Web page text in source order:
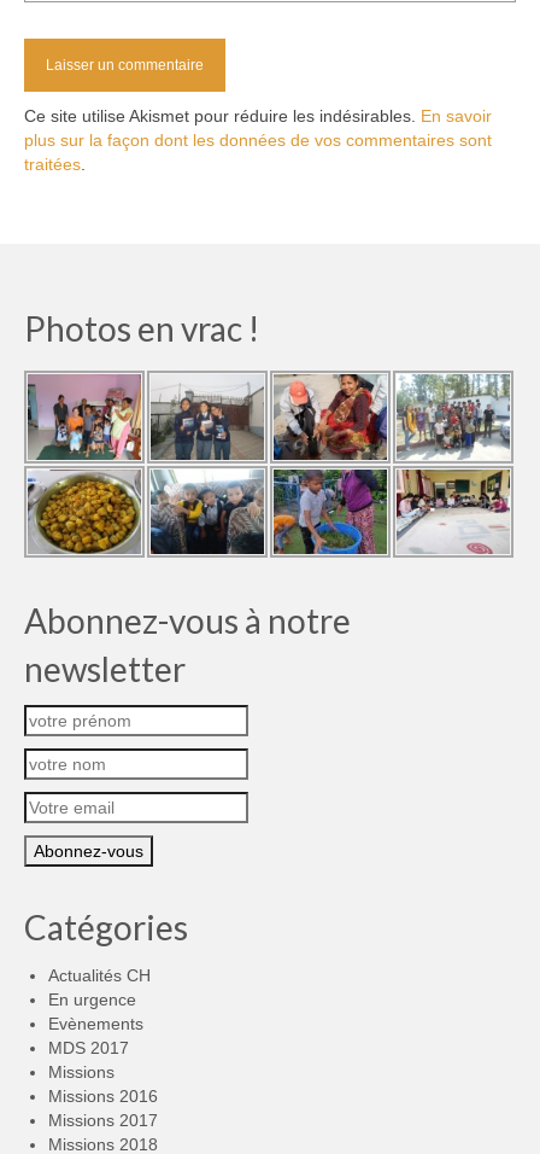
Ce site utilise Akismet pour réduire les indésirables. En savoir
plus sur la façon dont les données de vos commentaires sont
traitées
Photos en vrac !
Abonnez-vous à notre
newsletter
Catégories
Actualités CH
En urgence
Evènements
MDS 2017
Missions
Missions 2016
Missions 2017
Missions 2018